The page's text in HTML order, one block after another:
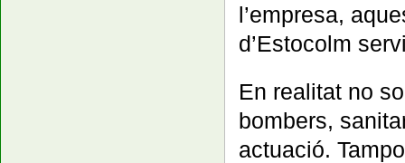
l’empresa,
d’Estocolm
En realitat no
bombers,
actuació.